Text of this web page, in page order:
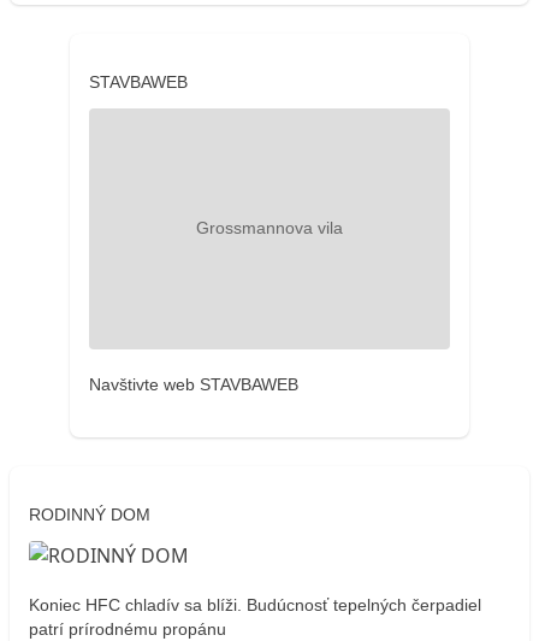
STAVBAWEB
Navštivte web STAVBAWEB
RODINNÝ DOM
Koniec HFC chladív sa blíži. Budúcnosť tepelných čerpadiel
patrí prírodnému propánu